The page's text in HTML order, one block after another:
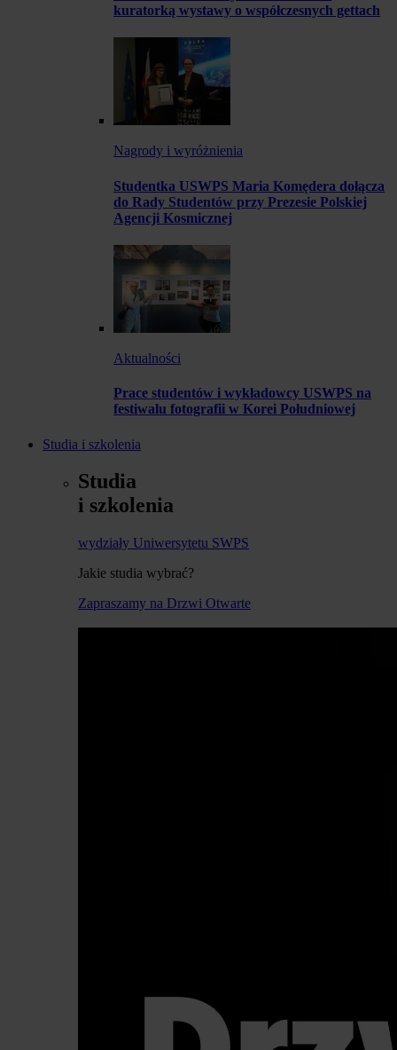
kuratorką wystawy o współczesnych gettach
Nagrody i wyróżnienia
Studentka USWPS Maria Komędera dołącza
do Rady Studentów przy Prezesie Polskiej
Agencji Kosmicznej
Aktualności
Prace studentów i wykładowcy USWPS na
festiwalu fotografii w Korei Południowej
Studia i szkolenia
Studia
i szkolenia
wydziały Uniwersytetu SWPS
Jakie studia wybrać?
Zapraszamy na Drzwi Otwarte